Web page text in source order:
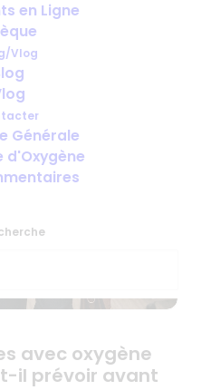
en Ligne
Vlog
Générale
d'Oxygène
avec oxygène
il prévoir avant